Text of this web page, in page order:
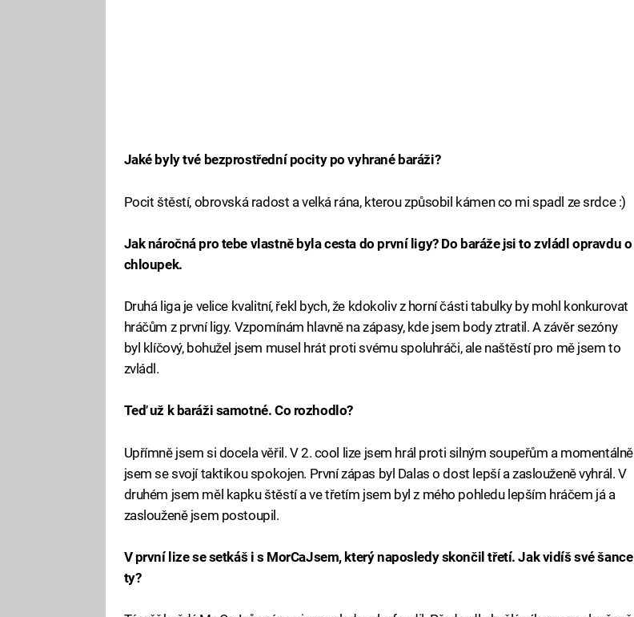
Jaké byly tvé bezprostřední pocity po vyhrané baráži?
Pocit štěstí, obrovská radost a velká rána, kterou způsobil kámen co mi spadl ze srdce :)
Jak náročná pro tebe vlastně byla cesta do první ligy? Do baráže jsi to zvládl opravdu o
chloupek.
Druhá liga je velice kvalitní, řekl bych, že kdokoliv z horní části tabulky by mohl konkurovat
hráčům z první ligy. Vzpomínám hlavně na zápasy, kde jsem body ztratil. A závěr sezóny
byl klíčový, bohužel jsem musel hrát proti svému spoluhráči, ale naštěstí pro mě jsem to
zvládl.
Teď už k baráži samotné. Co rozhodlo?
Upřímně jsem si docela věřil. V 2. cool lize jsem hrál proti silným soupeřům a momentálně
jsem se svojí taktikou spokojen. První zápas byl Dalas o dost lepší a zaslouženě vyhrál. V
druhém jsem měl kapku štěstí a ve třetím jsem byl z mého pohledu lepším hráčem já a
zaslouženě jsem postoupil.
V první lize se setkáš i s MorCaJsem, který naposledy skončil třetí. Jak vidíš své šance
ty?